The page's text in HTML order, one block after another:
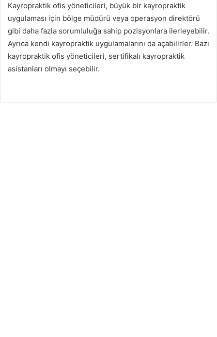
Kayropraktik ofis yöneticileri, büyük bir kayropraktik
uygulaması için bölge müdürü veya operasyon direktörü
gibi daha fazla sorumluluğa sahip pozisyonlara ilerleyebilir.
Ayrıca kendi kayropraktik uygulamalarını da açabilirler. Bazı
kayropraktik ofis yöneticileri, sertifikalı kayropraktik
asistanları olmayı seçebilir.